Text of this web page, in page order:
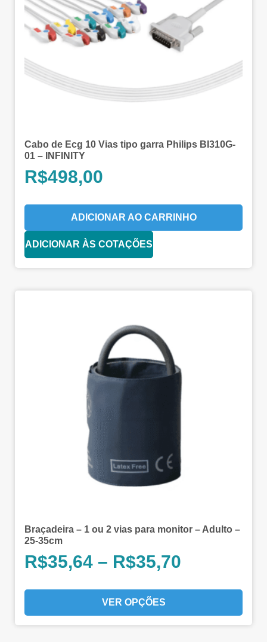
Cabo de Ecg 10 Vias tipo garra Philips BI310G-
01 – INFINITY
R$498,00
ADICIONAR AO CARRINHO
ADICIONAR ÀS COTAÇÕES
Braçadeira – 1 ou 2 vias para monitor – Adulto –
25-35cm
R$35,64 – R$35,70
VER OPÇÕES